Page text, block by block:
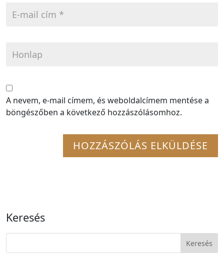
A nevem, e-mail címem, és weboldalcímem mentése a
böngészőben a következő hozzászólásomhoz.
Keresés